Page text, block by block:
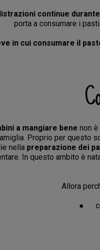
continue
porta a consumare i
in cui consumare il
a mangiare bene non
Proprio per questo
nella preparazione dei
In questo ambito è
Allora
●